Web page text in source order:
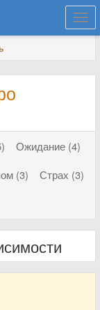
Ожидание (4)
(3)
Страх (3)